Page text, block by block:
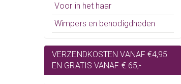
Voor in het haar
Wimpers en benodigdheden
VERZENDKOSTEN VANAF €4,95
EN GRATIS VANAF € 65,-